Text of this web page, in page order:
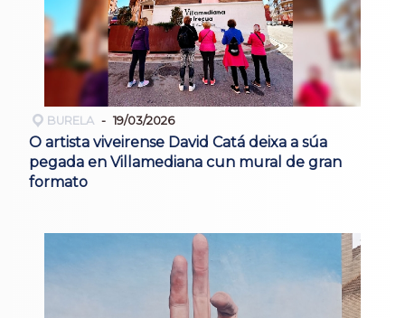
BURELA 19/03/2026
O artista viveirense David Catá deixa a súa
pegada en Villamediana cun mural de gran
formato